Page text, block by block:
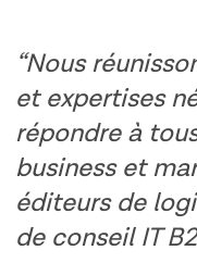
Nous
et expertises
répondre à
business et
éditeurs de
de conseil IT